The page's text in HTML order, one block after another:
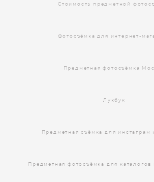
Стоимость предметной
Фотосъёмка для интернет-
Предметная фотосъёмка
Лукбук
Предметная съёмка для инстаграм
Предметная фотосъёмка для